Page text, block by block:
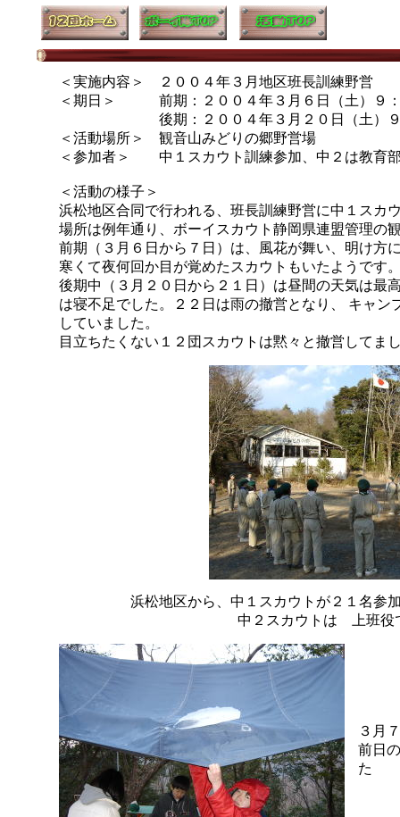
＜実施内容＞ ２００４年３月地区班長訓練野営
＜期日＞ 前期：２００４年３月６日（土）９：
後期：２００４年３月２０日（土）９：
＜活動場所＞ 観音山みどりの郷野営場
＜参加者＞ 中１スカウト訓練参加、中２は教育
＜活動の様子＞
浜松地区合同で行われる、班長訓練野営に中１スカ
場所は例年通り、ボーイスカウト静岡県連盟管理の
前期（３月６日から７日）は、風花が舞い、明け方
寒くて夜何回か目が覚めたスカウトもいたようです
後期中（３月２０日から２１日）は昼間の天気は最
は寝不足でした。２２日は雨の撤営となり、 キャン
していました。
目立ちたくない１２団スカウトは黙々と撤営してま
浜松地区から、中１スカウトが２１名参
中２スカウトは 上班役
３月
前日
た